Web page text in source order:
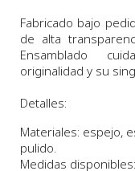
Fabricado bajo
de alta
Ensamblado
originalidad y su
Detalles:
Materiales: espejo,
pulido.
Medidas disponibles: